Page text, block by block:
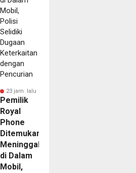
23 jam lalu
Pemilik
Royal
Phone
Ditemukan
Meninggal
di Dalam
Mobil,